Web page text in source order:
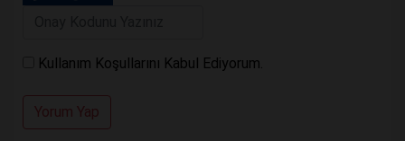
Kullanım Koşullarını Kabul Ediyorum.
Yorum Yap